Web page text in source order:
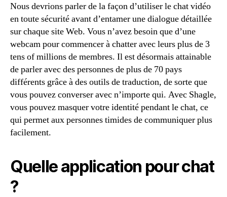
Nous devrions parler de la façon d’utiliser le chat vidéo
en toute sécurité avant d’entamer une dialogue détaillée
sur chaque site Web. Vous n’avez besoin que d’une
webcam pour commencer à chatter avec leurs plus de 3
tens of millions de membres. Il est désormais attainable
de parler avec des personnes de plus de 70 pays
différents grâce à des outils de traduction, de sorte que
vous pouvez converser avec n’importe qui. Avec Shagle,
vous pouvez masquer votre identité pendant le chat, ce
qui permet aux personnes timides de communiquer plus
facilement.
Quelle application pour chat
?